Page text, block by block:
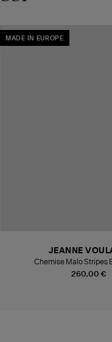
MADE IN EUROPE
260,00 €
JEANNE
Chemise Malo Stripes